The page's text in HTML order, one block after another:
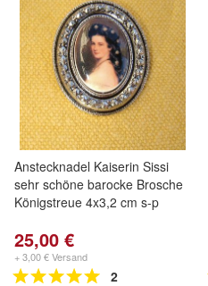
Anstecknadel Kaiserin Sissi
sehr schöne barocke Brosche
Königstreue 4x3,2 cm s-p
25,00 €
+ 3,00 € Versand
2